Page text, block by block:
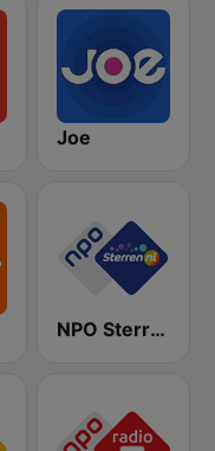
Joe
NPO Sterren